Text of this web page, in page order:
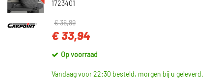
1723401
€ 36,89
€ 33,94
Op voorraad
Vandaag voor 22:30 besteld, morgen bij u geleverd.